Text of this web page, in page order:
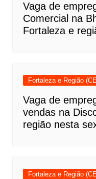
Vaga de
Comercial na
Fortaleza e
Fortaleza e Região
Vaga de
vendas na
região nesta
Fortaleza e Região